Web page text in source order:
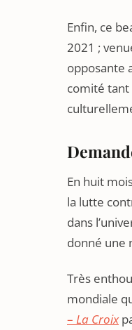
Enfin, ce
2021 ;
opposante
comité tant
En huit
la lutte
dans
donné une
Très
mondiale
– La Croix